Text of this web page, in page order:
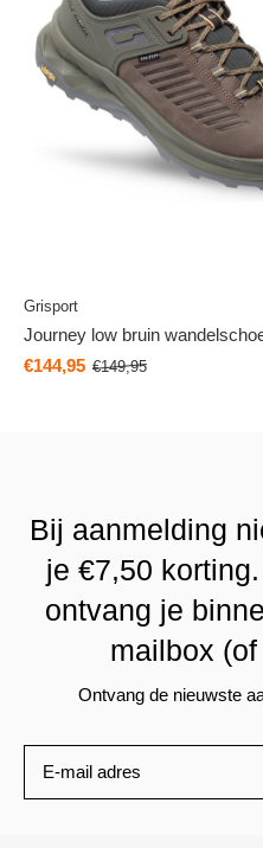
Grisport
Journey low bruin
€144,95 €149,95
Bij aanmelding
je €7,50
ontvang je
mailbox
Ontvang de nieuwste